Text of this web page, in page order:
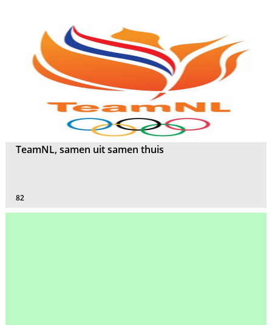
TeamNL, samen uit samen thuis
82